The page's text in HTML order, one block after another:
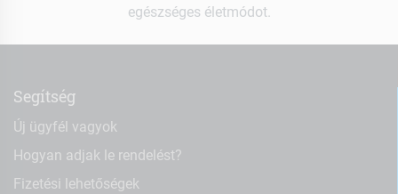
egészséges életmódot.
Segítség
Új ügyfél vagyok
Hogyan adjak le rendelést?
Fizetési lehetőségek